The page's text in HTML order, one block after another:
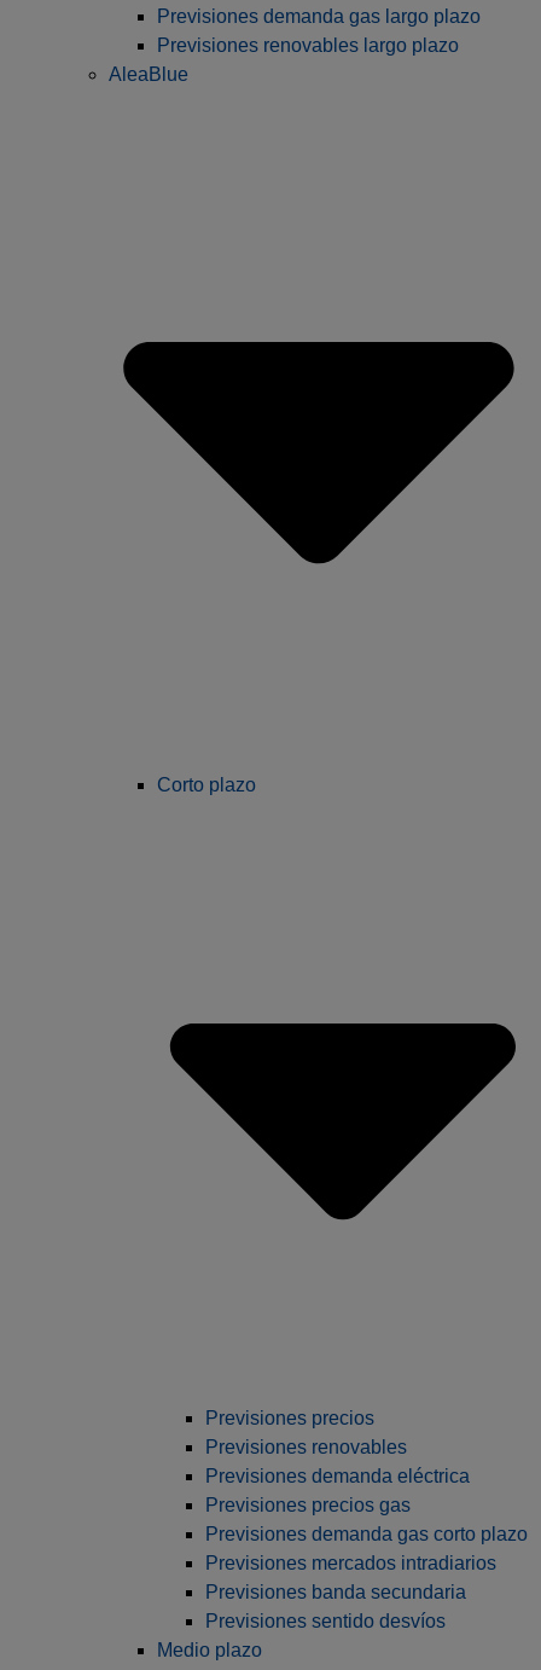
Previsiones demanda gas largo plazo
Previsiones renovables largo plazo
AleaBlue
Corto plazo
Previsiones precios
Previsiones renovables
Previsiones demanda eléctrica
Previsiones precios gas
Previsiones demanda gas corto plazo
Previsiones mercados intradiarios
Previsiones banda secundaria
Previsiones sentido desvíos
Medio plazo